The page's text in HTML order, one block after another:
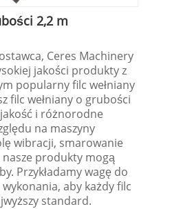
2,2 m
Ceres Machinery
jakości produkty z
popularny filc wełniany
filc wełniany o grubości
i różnorodne
na maszyny
wibracji, smarowanie
produkty mogą
Przykładamy wagę do
wykonania, aby każdy filc
standard.